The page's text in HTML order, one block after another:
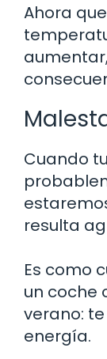
Ahora
Cuando
resulta
Es como
un coche
verano:
energía.